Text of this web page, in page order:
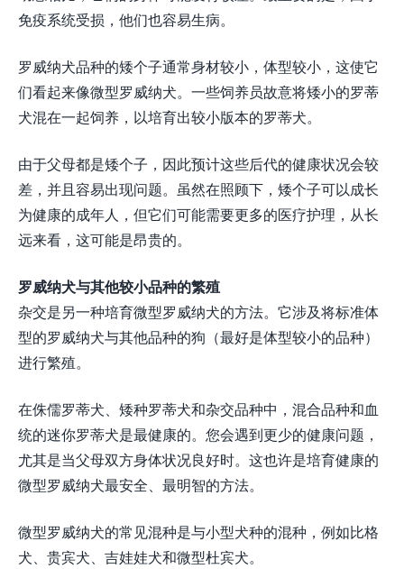
免疫系统受损，他们也容易生病。
罗威纳犬品种的矮个子通常身材较小，体型较小，这使它
们看起来像微型罗威纳犬。一些饲养员故意将矮小的罗蒂
犬混在一起饲养，以培育出较小版本的罗蒂犬。
由于父母都是矮个子，因此预计这些后代的健康状况会较
差，并且容易出现问题。虽然在照顾下，矮个子可以成长
为健康的成年人，但它们可能需要更多的医疗护理，从长
远来看，这可能是昂贵的。
罗威纳犬与其他较小品种的繁殖
杂交是另一种培育微型罗威纳犬的方法。它涉及将标准体
型的罗威纳犬与其他品种的狗（最好是体型较小的品种）
进行繁殖。
在侏儒罗蒂犬、矮种罗蒂犬和杂交品种中，混合品种和血
统的迷你罗蒂犬是最健康的。您会遇到更少的健康问题，
尤其是当父母双方身体状况良好时。这也许是培育健康的
微型罗威纳犬最安全、最明智的方法。
微型罗威纳犬的常见混种是与小型犬种的混种，例如比格
犬、贵宾犬、吉娃娃犬和微型杜宾犬。